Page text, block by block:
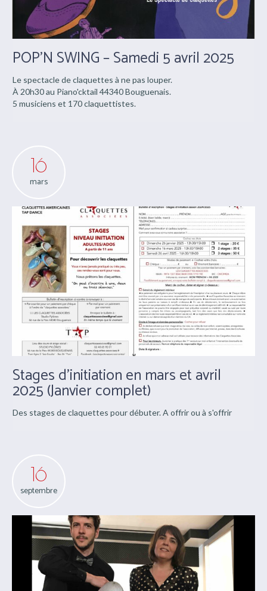
POP’N SWING – Samedi 5 avril 2025
Le spectacle de claquettes à ne pas louper.
À 20h30 au Piano'cktail 44340 Bouguenais.
5 musiciens et 170 claquettistes.
16
mars
Stages d’initiation en mars et avril
2025 (Janvier complet)
Des stages de claquettes pour débuter. A offrir ou à s'offrir
16
septembre